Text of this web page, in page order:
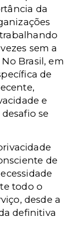
da
sem a
Brasil, em
de
e
se
de
todo o
desde a
definitiva